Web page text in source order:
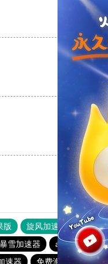
版 旋风加速度器
快
暴雪加速器 abc加速器
速器 免费海外pvn加速器